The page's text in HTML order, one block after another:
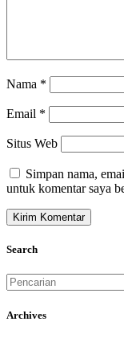
Nama *
Email *
Situs Web
Simpan nama,
untuk komentar saya
Search
Pencarian
untuk:
Archives